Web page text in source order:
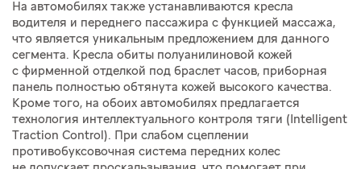
На автомобилях также устанавливаются кресла
водителя и переднего пассажира с функцией массажа,
что является уникальным предложением для данного
сегмента. Кресла обиты полуанилиновой кожей
с фирменной отделкой под браслет часов, приборная
панель полностью обтянута кожей высокого качества.
Кроме того, на обоих автомобилях предлагается
технология интеллектуального контроля тяги (Intelligent
Traction Control). При слабом сцеплении
противобуксовочная система передних колес